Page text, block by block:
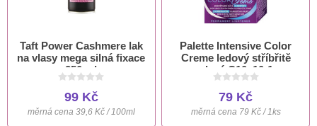
Taft Power Cashmere lak
na vlasy mega silná fixace
250 ml
99 Kč
měrná cena 39,6 Kč / 100ml
Palette Intensive Color
Creme ledový stříbřitě
plavý C10, 10-1
79 Kč
měrná cena 79 Kč / 1ks